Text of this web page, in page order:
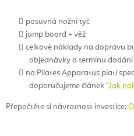
posuvná nožní tyč
jump board + věž
celkové náklady na dopravu
objednávky a termínu dodání
na Pilates Apparatus platí
doporučujeme článek "Jak
Přepočtěte si návratnost investice: